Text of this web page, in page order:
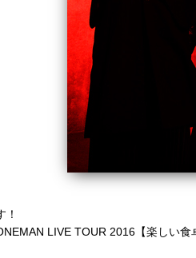
！
LIVE TOUR 2016【楽しい食